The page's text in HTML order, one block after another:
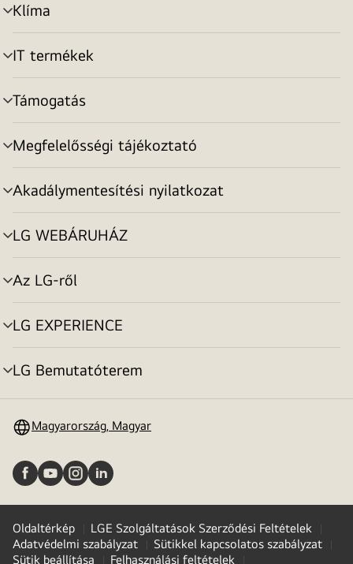
Klíma
menu
toggle
IT termékek
menu
toggle
Támogatás
menu
toggle
Megfelelősségi tájékoztató
menu
toggle
Akadálymentesítési nyilatkozat
menu
toggle
LG WEBÁRUHÁZ
menu
toggle
Az LG-ről
menu
toggle
LG EXPERIENCE
menu
toggle
LG Bemutatóterem
menu
Magyarország, Magyar
Oldaltérkép
LGE Szolgáltatások Szerződési Feltételek
Adatvédelmi szabályzat
Sütikkel kapcsolatos szabályzat
Sütik beállítása
Felhasználási feltételek